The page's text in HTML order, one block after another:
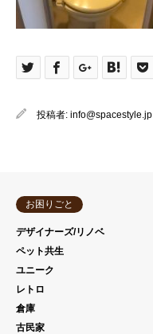
投稿者: info@spacestyle.jp
お困りごと
デザイナーズ/リノベ
ペット共生
ユニーク
レトロ
倉庫
古民家